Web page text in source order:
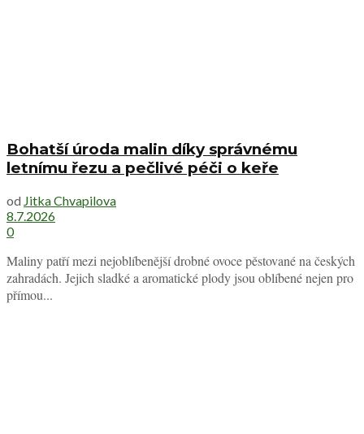
Bohatší úroda malin díky správnému
letnímu řezu a pečlivé péči o keře
od Jitka Chvapilova
8.7.2026
0
Maliny patří mezi nejoblíbenější drobné ovoce pěstované na českých
zahradách. Jejich sladké a aromatické plody jsou oblíbené nejen pro
přímou...